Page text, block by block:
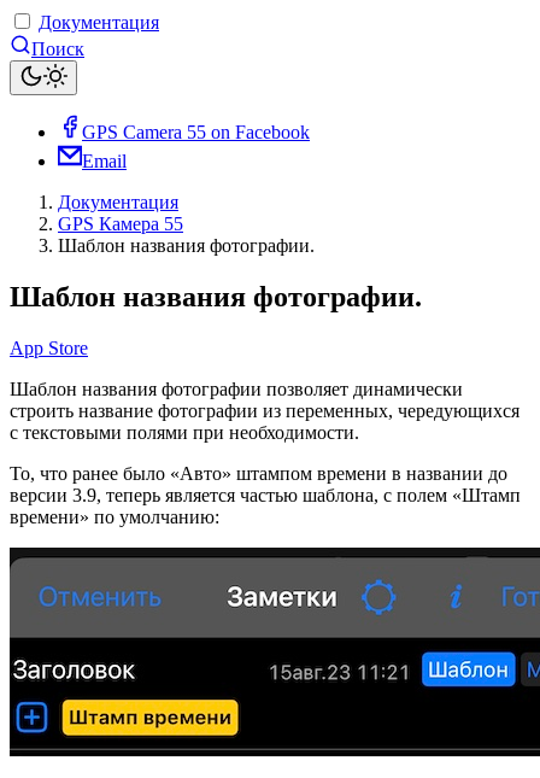
Документация
Поиск
GPS Camera 55 on Facebook
Email
Документация
GPS Камера 55
Шаблон названия фотографии.
Шаблон названия фотографии.
App Store
Шаблон названия фотографии позволяет динамически
строить название фотографии из переменных, чередующихся
с текстовыми полями при необходимости.
То, что ранее было «Авто» штампом времени в названии до
версии 3.9, теперь является частью шаблона, с полем «Штамп
времени» по умолчанию: